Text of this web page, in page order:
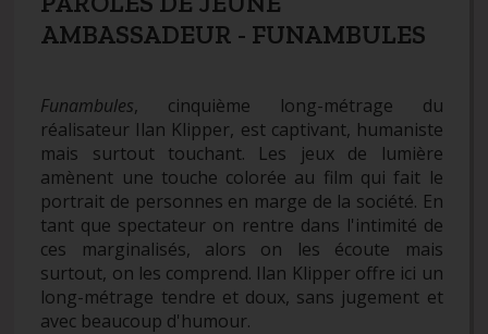
AMBASSADEUR - FUNAMBULES
Funambules, cinquième long-métrage du
réalisateur Ilan Klipper, est captivant, humaniste
mais surtout touchant. Les jeux de lumière
amènent une touche colorée au film qui fait le
portrait de personnes en marge de la société. En
tant que spectateur on rentre dans l'intimité de
ces marginalisés, alors on les écoute mais
surtout, on les comprend. Ilan Klipper offre ici un
long-métrage tendre et doux, sans jugement et
avec beaucoup d'humour.